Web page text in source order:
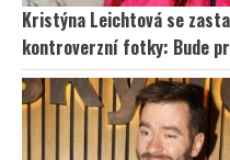
Kristýna Leichtová se
kontroverzní fotky: Bude